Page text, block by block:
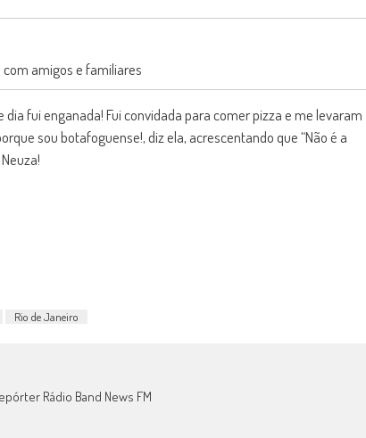
amigos e familiares
fui enganada! Fui convidada para comer pizza e me levaram
sou botafoguense!, diz ela, acrescentando que “Não é a
Rio de Janeiro
Rádio Band News FM